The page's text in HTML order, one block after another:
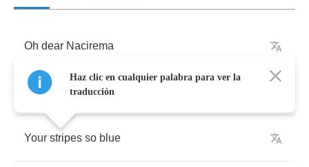
Oh dear Nacirema
Our praise we sing
Your stripes so blue
Haz clic en cualquier palabra para ver la
traducción